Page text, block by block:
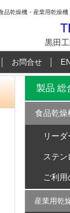
品乾燥機・産業用乾燥
黒田
お問合せ
製品 総
食品乾燥
リーダ
ステン
ご利用
産業用乾